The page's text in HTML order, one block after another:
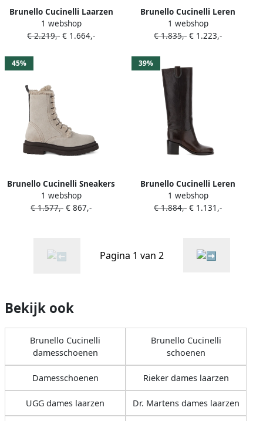
Brunello Cucinelli Laarzen
met Monili-detail Bruin
1 webshop
€ 2.219,- € 1.664,-
Brunello Cucinelli Leren
laarzen Zwart
1 webshop
€ 1.835,- € 1.223,-
45%
Brunello Cucinelli Sneakers
met veters Beige
1 webshop
€ 1.577,- € 867,-
39%
Brunello Cucinelli Leren
laarzen Bruin
1 webshop
€ 1.884,- € 1.131,-
Pagina 1 van 2
Bekijk ook
Brunello Cucinelli
damesschoenen
Brunello Cucinelli
schoenen
Damesschoenen Rieker dames laarzen
UGG dames laarzen Dr. Martens dames laarzen